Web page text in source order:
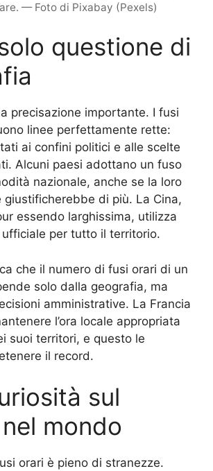
— Foto di Pixabay (Pexels)
questione di
precisazione importante. I fusi
linee perfettamente rette:
ai confini politici e alle scelte
Alcuni paesi adottano un fuso
nazionale, anche se la loro
giustificherebbe di più. La Cina,
essendo larghissima, utilizza
per tutto il territorio.
che il numero di fusi orari di un
solo dalla geografia, ma
amministrative. La Francia
l’ora locale appropriata
suoi territori, e questo le
il record.
sul
mondo
orari è pieno di stranezze.